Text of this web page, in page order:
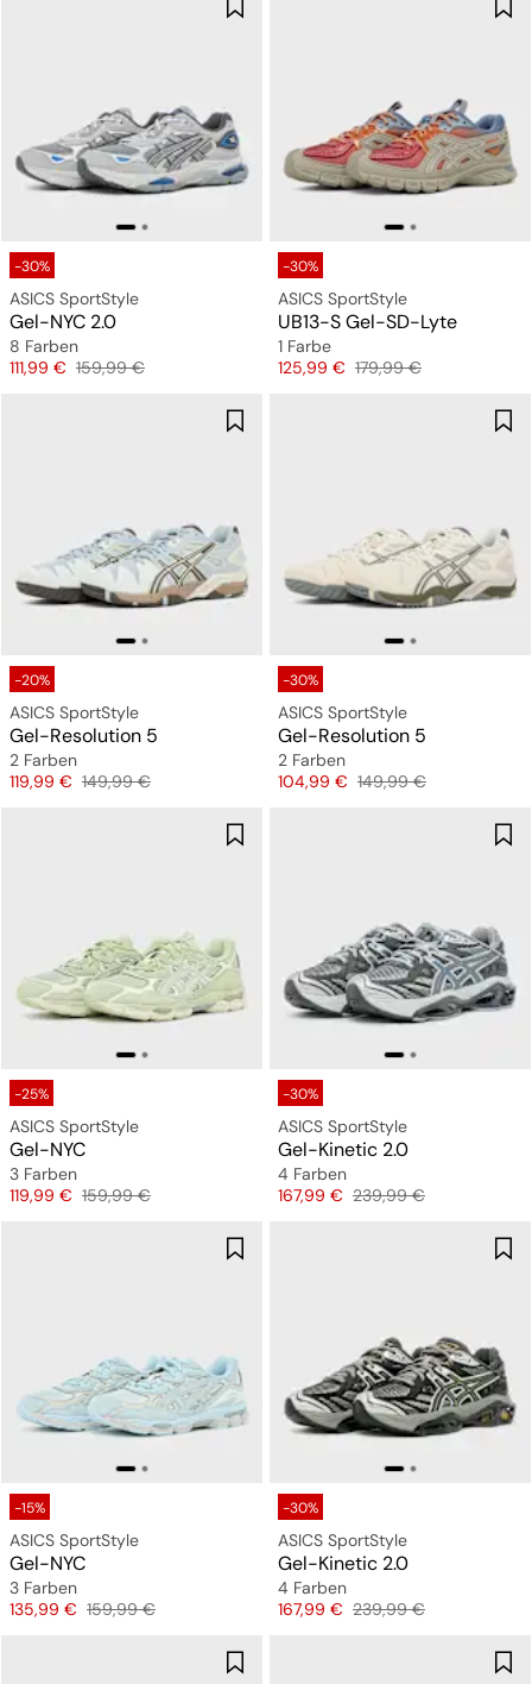
-30%
ASICS SportStyle
Gel-NYC 2.0
8 Farben
Preis
111,99 € Originalpreis
159,99 €
-30%
ASICS SportStyle
UB13-S Gel-SD-Lyte
1 Farbe
Preis
125,99 € Originalpreis
179,99 €
-20%
ASICS SportStyle
Gel-Resolution 5
2 Farben
Preis
119,99 € Originalpreis
149,99 €
-30%
ASICS SportStyle
Gel-Resolution 5
2 Farben
Preis
104,99 € Originalpreis
149,99 €
-25%
ASICS SportStyle
Gel-NYC
3 Farben
Preis
119,99 € Originalpreis
159,99 €
-30%
ASICS SportStyle
Gel-Kinetic 2.0
4 Farben
Preis
167,99 € Originalpreis
239,99 €
-15%
ASICS SportStyle
Gel-NYC
3 Farben
Preis
135,99 € Originalpreis
159,99 €
-30%
ASICS SportStyle
Gel-Kinetic 2.0
4 Farben
Preis
167,99 € Originalpreis
239,99 €